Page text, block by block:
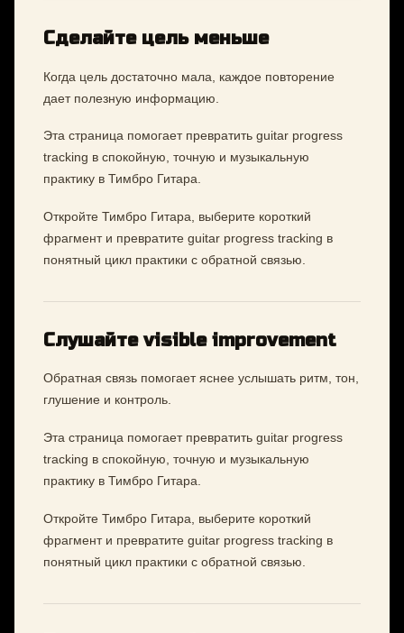
Сделайте цель меньше
Когда цель достаточно мала, каждое повторение
дает полезную информацию.
Эта страница помогает превратить guitar progress
tracking в спокойную, точную и музыкальную
практику в Тимбро Гитара.
Откройте Тимбро Гитара, выберите короткий
фрагмент и превратите guitar progress tracking в
понятный цикл практики с обратной связью.
Слушайте visible improvement
Обратная связь помогает яснее услышать ритм, тон,
глушение и контроль.
Эта страница помогает превратить guitar progress
tracking в спокойную, точную и музыкальную
практику в Тимбро Гитара.
Откройте Тимбро Гитара, выберите короткий
фрагмент и превратите guitar progress tracking в
понятный цикл практики с обратной связью.